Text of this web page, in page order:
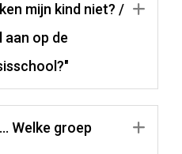
mijn kind niet? /
aan op de
Welke groep